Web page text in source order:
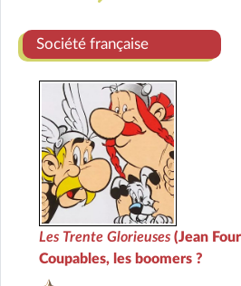
Société française
Les Trente Glorieuses (Jean
Coupables, les boomers ?